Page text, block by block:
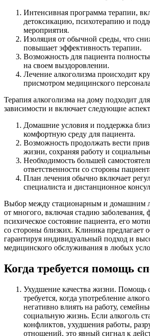
Интенсивная программа терапии,
детоксикацию, психотерапию и
мероприятия.
Изоляция от обычной среды, что
повышает эффективность терапии.
Возможность для пациента
на своем выздоровлении.
Лечение алкоголизма происходит
присмотром медицинского персонала
Терапия алкоголизма на дому подходит
зависимости и включает следующие
Домашние условия и поддержка
комфортную среду для пациента.
Возможность продолжать вести
жизни, сохраняя работу и
Необходимость большей
ответственности со стороны
План лечения обычно включает
специалиста и дистанционное
Выбор между стационарным и домашним
от многого, включая стадию заболевания,
психическое состояние пациента, его
со стороны близких. Клиника предлагает
гарантируя индивидуальный подход и
медицинского обслуживания в любых
Когда требуется помощь
Ухудшение качества жизни. Помощь
требуется, когда употребление
негативно влиять на работу,
социальную жизнь. Если алкоголь
конфликтов, ухудшения работы,
отношений, это явный сигнал к